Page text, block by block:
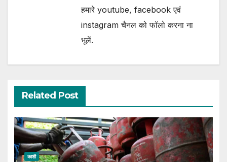
हमारे youtube, facebook एवं
instagram चैनल को फॉलो करना ना
भूलें.
Related Post
काशी